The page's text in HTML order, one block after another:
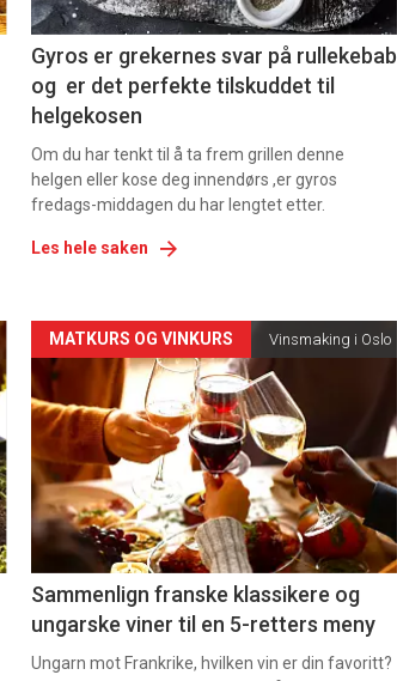
Gyros er grekernes svar på rullekebab
og er det perfekte tilskuddet til
helgekosen
Om du har tenkt til å ta frem grillen denne
helgen eller kose deg innendørs ,er gyros
fredags-middagen du har lengtet etter.
Les hele saken
Forsiden
akkurat
nå
-
5
MATKURS OG VINKURS Vinsmaking i Oslo
Sammenlign franske klassikere og
ungarske viner til en 5-retters meny
Ungarn mot Frankrike, hvilken vin er din favoritt?